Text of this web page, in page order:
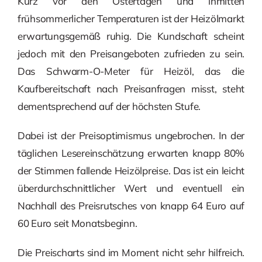
frühsommerlicher Temperaturen ist der Heizölmarkt
erwartungsgemäß ruhig. Die Kundschaft scheint
jedoch mit den Preisangeboten zufrieden zu sein.
Das Schwarm-O-Meter für Heizöl, das die
Kaufbereitschaft nach Preisanfragen misst, steht
dementsprechend auf der höchsten Stufe.
Dabei ist der Preisoptimismus ungebrochen. In der
täglichen Lesereinschätzung erwarten knapp 80%
der Stimmen fallende Heizölpreise. Das ist ein leicht
überdurchschnittlicher Wert und eventuell ein
Nachhall des Preisrutsches von knapp 64 Euro auf
60 Euro seit Monatsbeginn.
Die Preischarts sind im Moment nicht sehr hilfreich.